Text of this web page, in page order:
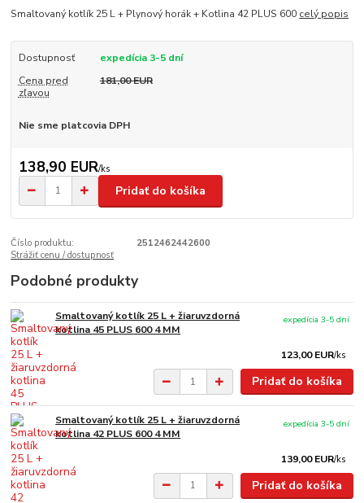
Smaltovaný kotlík 25 L + Plynový horák + Kotlina 42 PLUS 600 celý popis
Dostupnosť
expedícia 3-5 dní
Cena pred
zľavou
181,00 EUR
Nie sme platcovia DPH
138,90 EUR/ks
Pridať do košíka
Číslo produktu:
2512462442600
Strážiť cenu / dostupnosť
Podobné produkty
Smaltovaný kotlík 25 L + žiaruvzdorná
kotlina 45 PLUS 600 4 MM
123,00 EUR/ks
expedícia 3-5 dní
Pridať do košíka
Smaltovaný kotlík 25 L + žiaruvzdorná
kotlina 42 PLUS 600 4 MM
139,00 EUR/ks
expedícia 3-5 dní
Pridať do košíka